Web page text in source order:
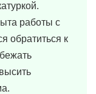
работы с
обратиться к